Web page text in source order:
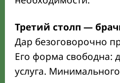
Третий столп —
Дар безоговорочно
Его форма свободна:
услуга.